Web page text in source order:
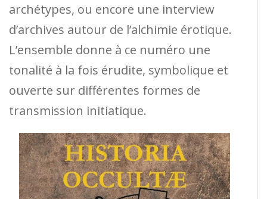
archétypes, ou encore une interview
d’archives autour de l’alchimie érotique.
L’ensemble donne à ce numéro une
tonalité à la fois érudite, symbolique et
ouverte sur différentes formes de
transmission initiatique.